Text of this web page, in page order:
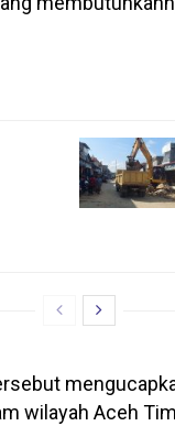
wilayah Aceh